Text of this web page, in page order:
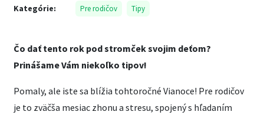
Kategórie: Pre rodičov Tipy
Čo dať tento rok pod stromček svojim deťom?
Prinášame Vám niekoľko tipov!
Pomaly, ale iste sa blížia tohtoročné Vianoce! Pre rodičov
je to zväčša mesiac zhonu a stresu, spojený s hľadaním